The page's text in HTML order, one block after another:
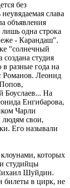
без
слава
объявления
одна строка
- Карандаш".
"солнечный
студия
разные года на
Леонид
Боуслаев... На
Енгибарова,
Чарли
людям свои,
Его называли
которых
студийцы
Шуйдин.
билеты в цирк, не